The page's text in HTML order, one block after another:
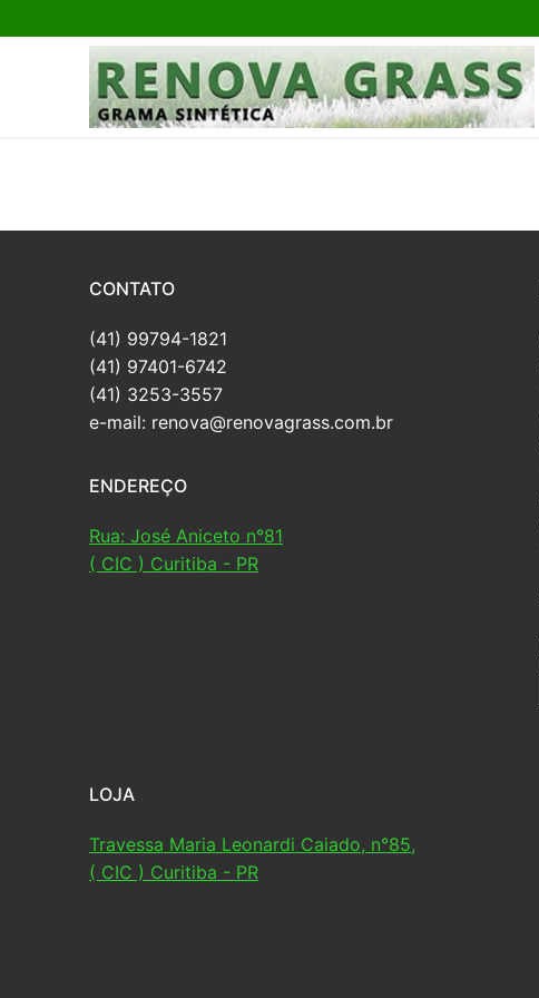
CONTATO
(41) 99794-1821
(41) 97401-6742
(41) 3253-3557
e-mail: renova@renovagrass.com.br
ENDEREÇO
Rua: José Aniceto n°81
( CIC ) Curitiba - PR
LOJA
Travessa Maria Leonardi Caiado, n°85,
( CIC ) Curitiba - PR